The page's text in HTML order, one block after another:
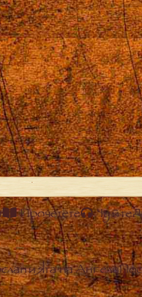
Прочетете Чуйте
на Ангела